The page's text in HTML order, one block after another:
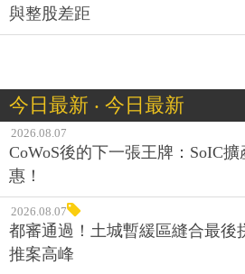
與整股差距
今日最新 ‧ 今日最新
2026.08.07
CoWoS後的下一張王牌：SoIC
惠！
2026.08.07
都審通過！土城暫緩區縫合最後
推案高峰